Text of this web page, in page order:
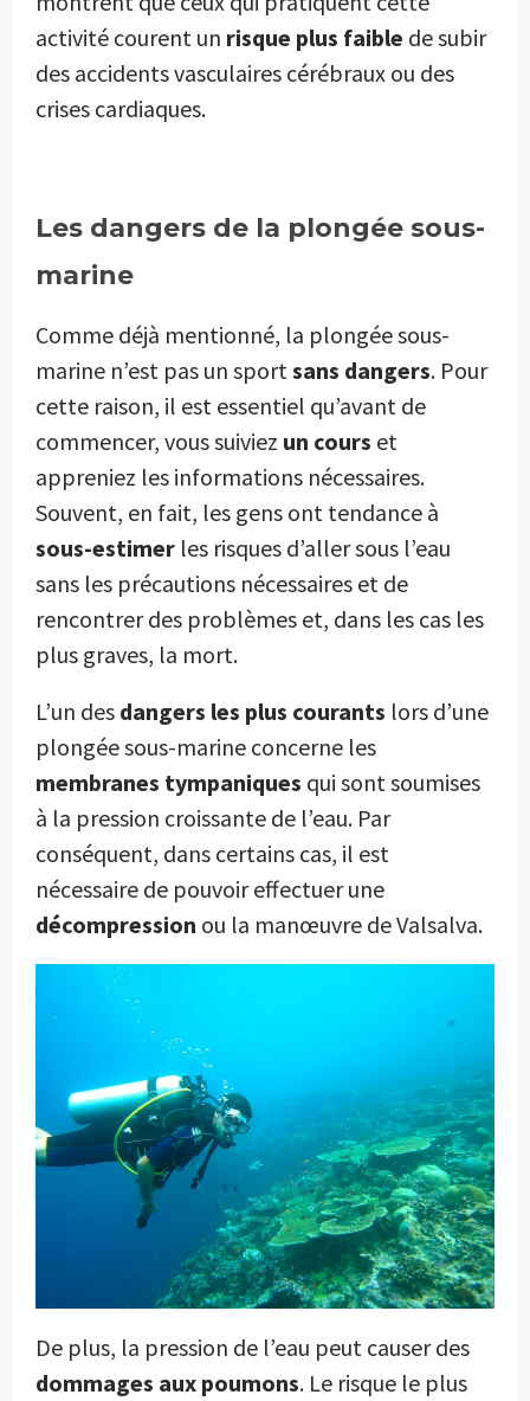
activité courent un risque plus faible de subir
des accidents vasculaires cérébraux ou des
crises cardiaques.
Les dangers de la plongée sous-
marine
Comme déjà mentionné, la plongée sous-
marine n’est pas un sportsans dangers. Pour
cette raison, il est essentiel qu’avant de
commencer, vous suiviez un cours et
appreniez les informations nécessaires.
Souvent, en fait, les gens ont tendance à
sous-estimer les risques d’aller sous l’eau
sans les précautions nécessaires et de
rencontrer des problèmes et, dans les cas les
plus graves, la mort.
L’un des dangers les plus courants lors d’une
plongée sous-marine concerne les
membranes tympaniques qui sont soumises
à la pression croissante de l’eau. Par
conséquent, dans certains cas, il est
nécessaire de pouvoir effectuer une
décompression ou la manœuvre de Valsalva.
De plus, la pression de l’eau peut causer des
dommages aux poumons. Le risque le plus